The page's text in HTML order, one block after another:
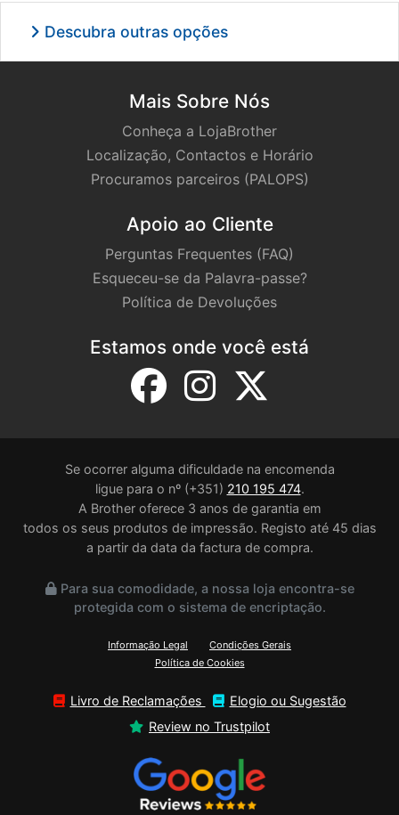
Descubra outras opções
Mais Sobre Nós
Conheça a LojaBrother
Localização, Contactos e Horário
Procuramos parceiros (PALOPS)
Apoio ao Cliente
Perguntas Frequentes (FAQ)
Esqueceu-se da Palavra-passe?
Política de Devoluções
Estamos onde você está
Se ocorrer alguma dificuldade na encomenda
ligue para o nº (+351) 210 195 474.
A Brother oferece 3 anos de garantia em
todos os seus produtos de impressão. Registo até 45 dias
a partir da data da factura de compra.
Para sua comodidade, a nossa loja encontra-se
protegida com o sistema de encriptação.
Informação Legal
Condições Gerais
Política de Cookies
Livro de Reclamações
Elogio ou Sugestão
Review no Trustpilot